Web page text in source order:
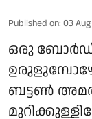
Published on: 03
ഒരു ബോര്‍ഡ്
ബട്ടണ്‍